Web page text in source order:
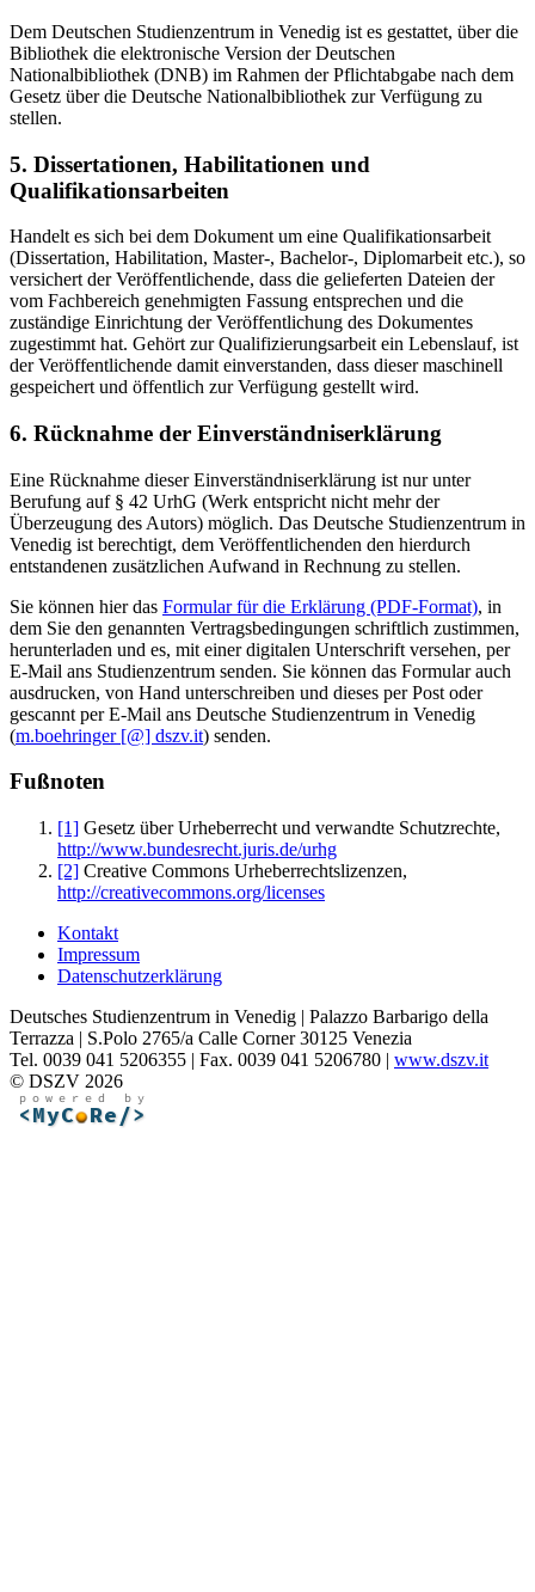
Dem Deutschen Studienzentrum in Venedig ist es gestattet, über die
Bibliothek die elektronische Version der Deutschen
Nationalbibliothek (DNB) im Rahmen der Pflichtabgabe nach dem
Gesetz über die Deutsche Nationalbibliothek zur Verfügung zu
stellen.
5. Dissertationen, Habilitationen und
Qualifikationsarbeiten
Handelt es sich bei dem Dokument um eine Qualifikationsarbeit
(Dissertation, Habilitation, Master-, Bachelor-, Diplomarbeit etc.), so
versichert der Veröffentlichende, dass die gelieferten Dateien der
vom Fachbereich genehmigten Fassung entsprechen und die
zuständige Einrichtung der Veröffentlichung des Dokumentes
zugestimmt hat. Gehört zur Qualifizierungsarbeit ein Lebenslauf, ist
der Veröffentlichende damit einverstanden, dass dieser maschinell
gespeichert und öffentlich zur Verfügung gestellt wird.
6. Rücknahme der Einverständniserklärung
Eine Rücknahme dieser Einverständniserklärung ist nur unter
Berufung auf § 42 UrhG (Werk entspricht nicht mehr der
Überzeugung des Autors) möglich. Das Deutsche Studienzentrum in
Venedig ist berechtigt, dem Veröffentlichenden den hierdurch
entstandenen zusätzlichen Aufwand in Rechnung zu stellen.
Sie können hier das Formular für die Erklärung (PDF-Format), in
dem Sie den genannten Vertragsbedingungen schriftlich zustimmen,
herunterladen und es, mit einer digitalen Unterschrift versehen, per
E-Mail ans Studienzentrum senden. Sie können das Formular auch
ausdrucken, von Hand unterschreiben und dieses per Post oder
gescannt per E-Mail ans Deutsche Studienzentrum in Venedig
(m.boehringer [@] dszv.it) senden.
Fußnoten
[1] Gesetz über Urheberrecht und verwandte Schutzrechte,
http://www.bundesrecht.juris.de/urhg
[2] Creative Commons Urheberrechtslizenzen,
http://creativecommons.org/licenses
Kontakt
Impressum
Datenschutzerklärung
Deutsches Studienzentrum in Venedig | Palazzo Barbarigo della
Terrazza | S.Polo 2765/a Calle Corner 30125 Venezia
Tel. 0039 041 5206355 | Fax. 0039 041 5206780 | www.dszv.it
© DSZV 2026